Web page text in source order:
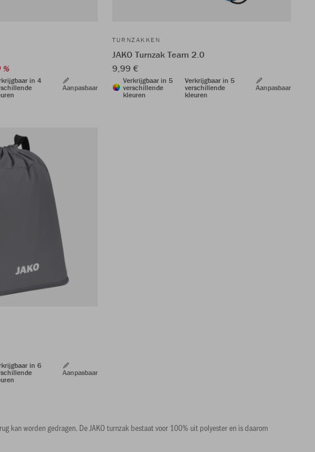
%
in 4
Aanpasbaar
TURNZAKKEN
JAKO Turnzak Team 2.0
9,99 €
Verkrijgbaar in 5
verschillende
kleuren
Verkrijgbaar in 5
verschillende
kleuren
Aanpasbaar
in 6
Aanpasbaar
kan worden gedragen. De JAKO turnzak bestaat voor 100% uit polyester en is daarom